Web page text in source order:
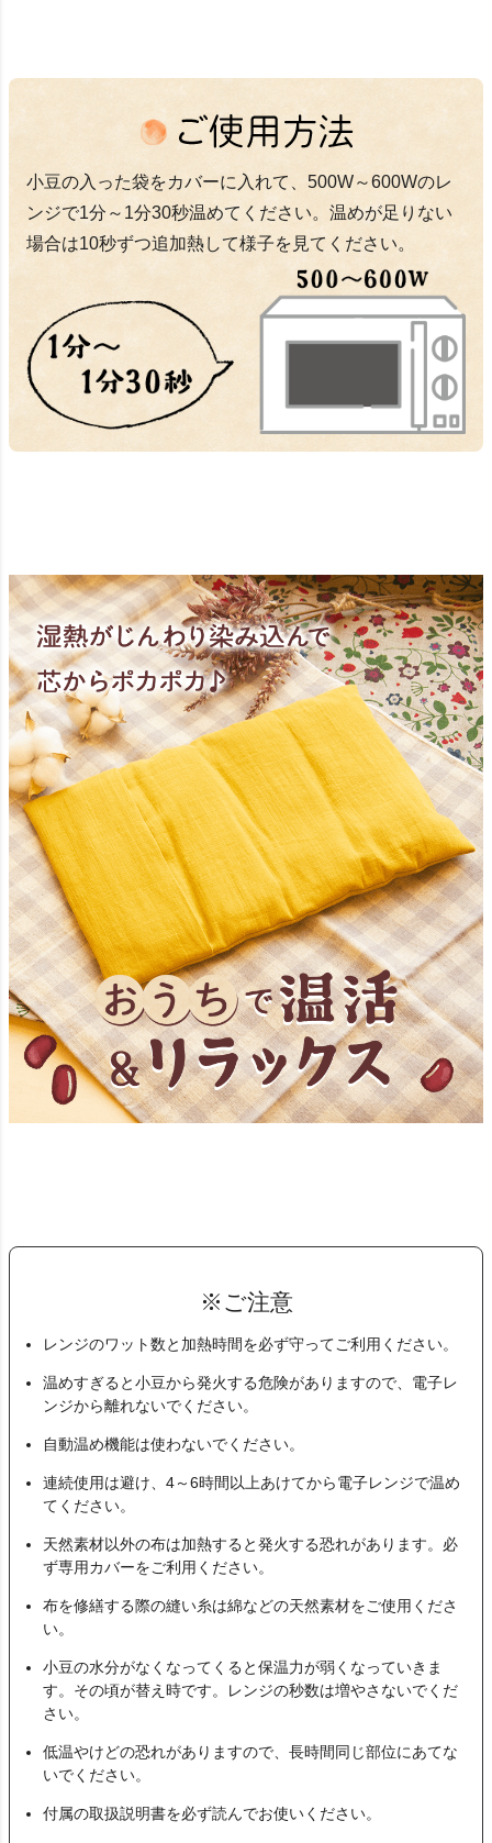
小豆の入った袋をカバーに入れて、500W～600Wのレ
ンジで1分～1分30秒温めてください。 温めが足りない
場合は10秒ずつ追加熱して様子を見てください。
※ご注意
レンジのワット数と加熱時間を必ず守ってご利用ください。
温めすぎると小豆から発火する危険がありますので、電子レ
ンジから離れないでください。
自動温め機能は使わないでください。
連続使用は避け、4～6時間以上あけてから電子レンジで温め
てください。
天然素材以外の布は加熱すると発火する恐れがあります。必
ず専用カバーをご利用ください。
布を修繕する際の縫い糸は綿などの天然素材をご使用くださ
い。
小豆の水分がなくなってくると保温力が弱くなっていきま
す。その頃が替え時です。レンジの秒数は増やさないでくだ
さい。
低温やけどの恐れがありますので、長時間同じ部位にあてな
いでください。
付属の取扱説明書を必ず読んでお使いください。